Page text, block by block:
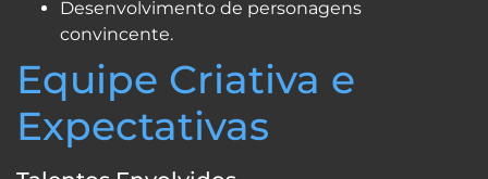
Desenvolvimento de personagens
convincente.
Equipe Criativa e
Expectativas